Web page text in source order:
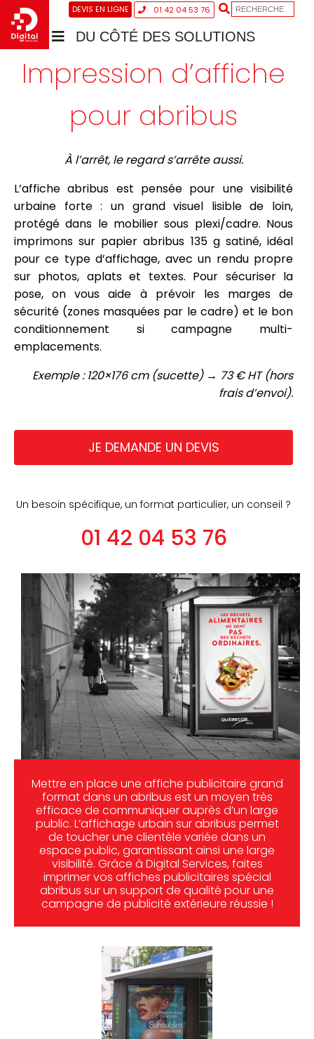
DU CÔTÉ DES SOLUTIONS
DEVIS EN LIGNE 01 42 04 53 76
Impression d’affiche
pour abribus
À l’arrêt, le regard s’arrête aussi.
L’affiche abribus est pensée pour une visibilité
urbaine forte : un grand visuel lisible de loin,
protégé dans le mobilier sous plexi/cadre. Nous
imprimons sur papier abribus 135 g satiné, idéal
pour ce type d’affichage, avec un rendu propre
sur photos, aplats et textes. Pour sécuriser la
pose, on vous aide à prévoir les marges de
sécurité (zones masquées par le cadre) et le bon
conditionnement si campagne multi-
emplacements.
Exemple : 120×176 cm (sucette) → 73 € HT (hors
frais d’envoi).
JE DEMANDE UN DEVIS
Un besoin spécifique, un format particulier, un conseil ?
01 42 04 53 76
Mettre en place une affiche publicitaire grand
format dans un abribus est un moyen très
efficace de communiquer auprès d’un large
public. L’affichage urbain sur abribus permet
de toucher une clientèle variée dans un
espace public, garantissant ainsi une large
visibilité. Grâce à Digital Services, faites
imprimer vos affiches publicitaires spécial
abribus sur un support de qualité pour une
campagne de publicité extérieure réussie !